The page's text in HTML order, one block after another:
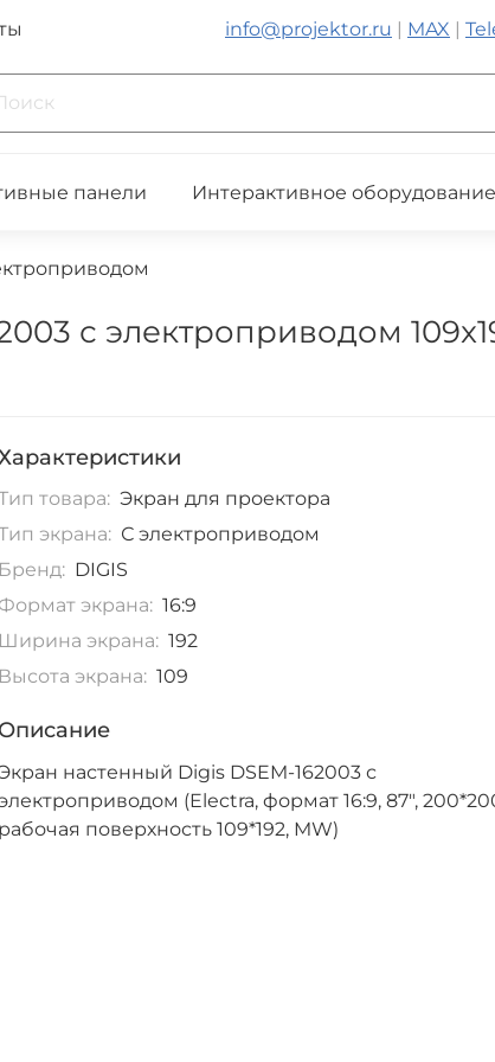
info@projektor.ru MAX
панели Интерактивное оборудование
с электроприводом
товара: Экран для проектора
экрана: С электроприводом
Бренд: DIGIS
Формат экрана: 16:9
Ширина экрана: 192
Высота экрана: 109
Описание
настенный Digis DSEM-162003 с
(Electra, формат 16:9, 87",
рабочая поверхность 109*192, MW)